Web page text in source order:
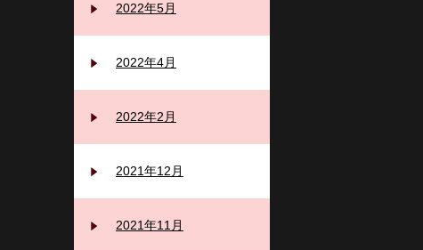
2022年5月
2022年4月
2022年2月
2021年12月
2021年11月